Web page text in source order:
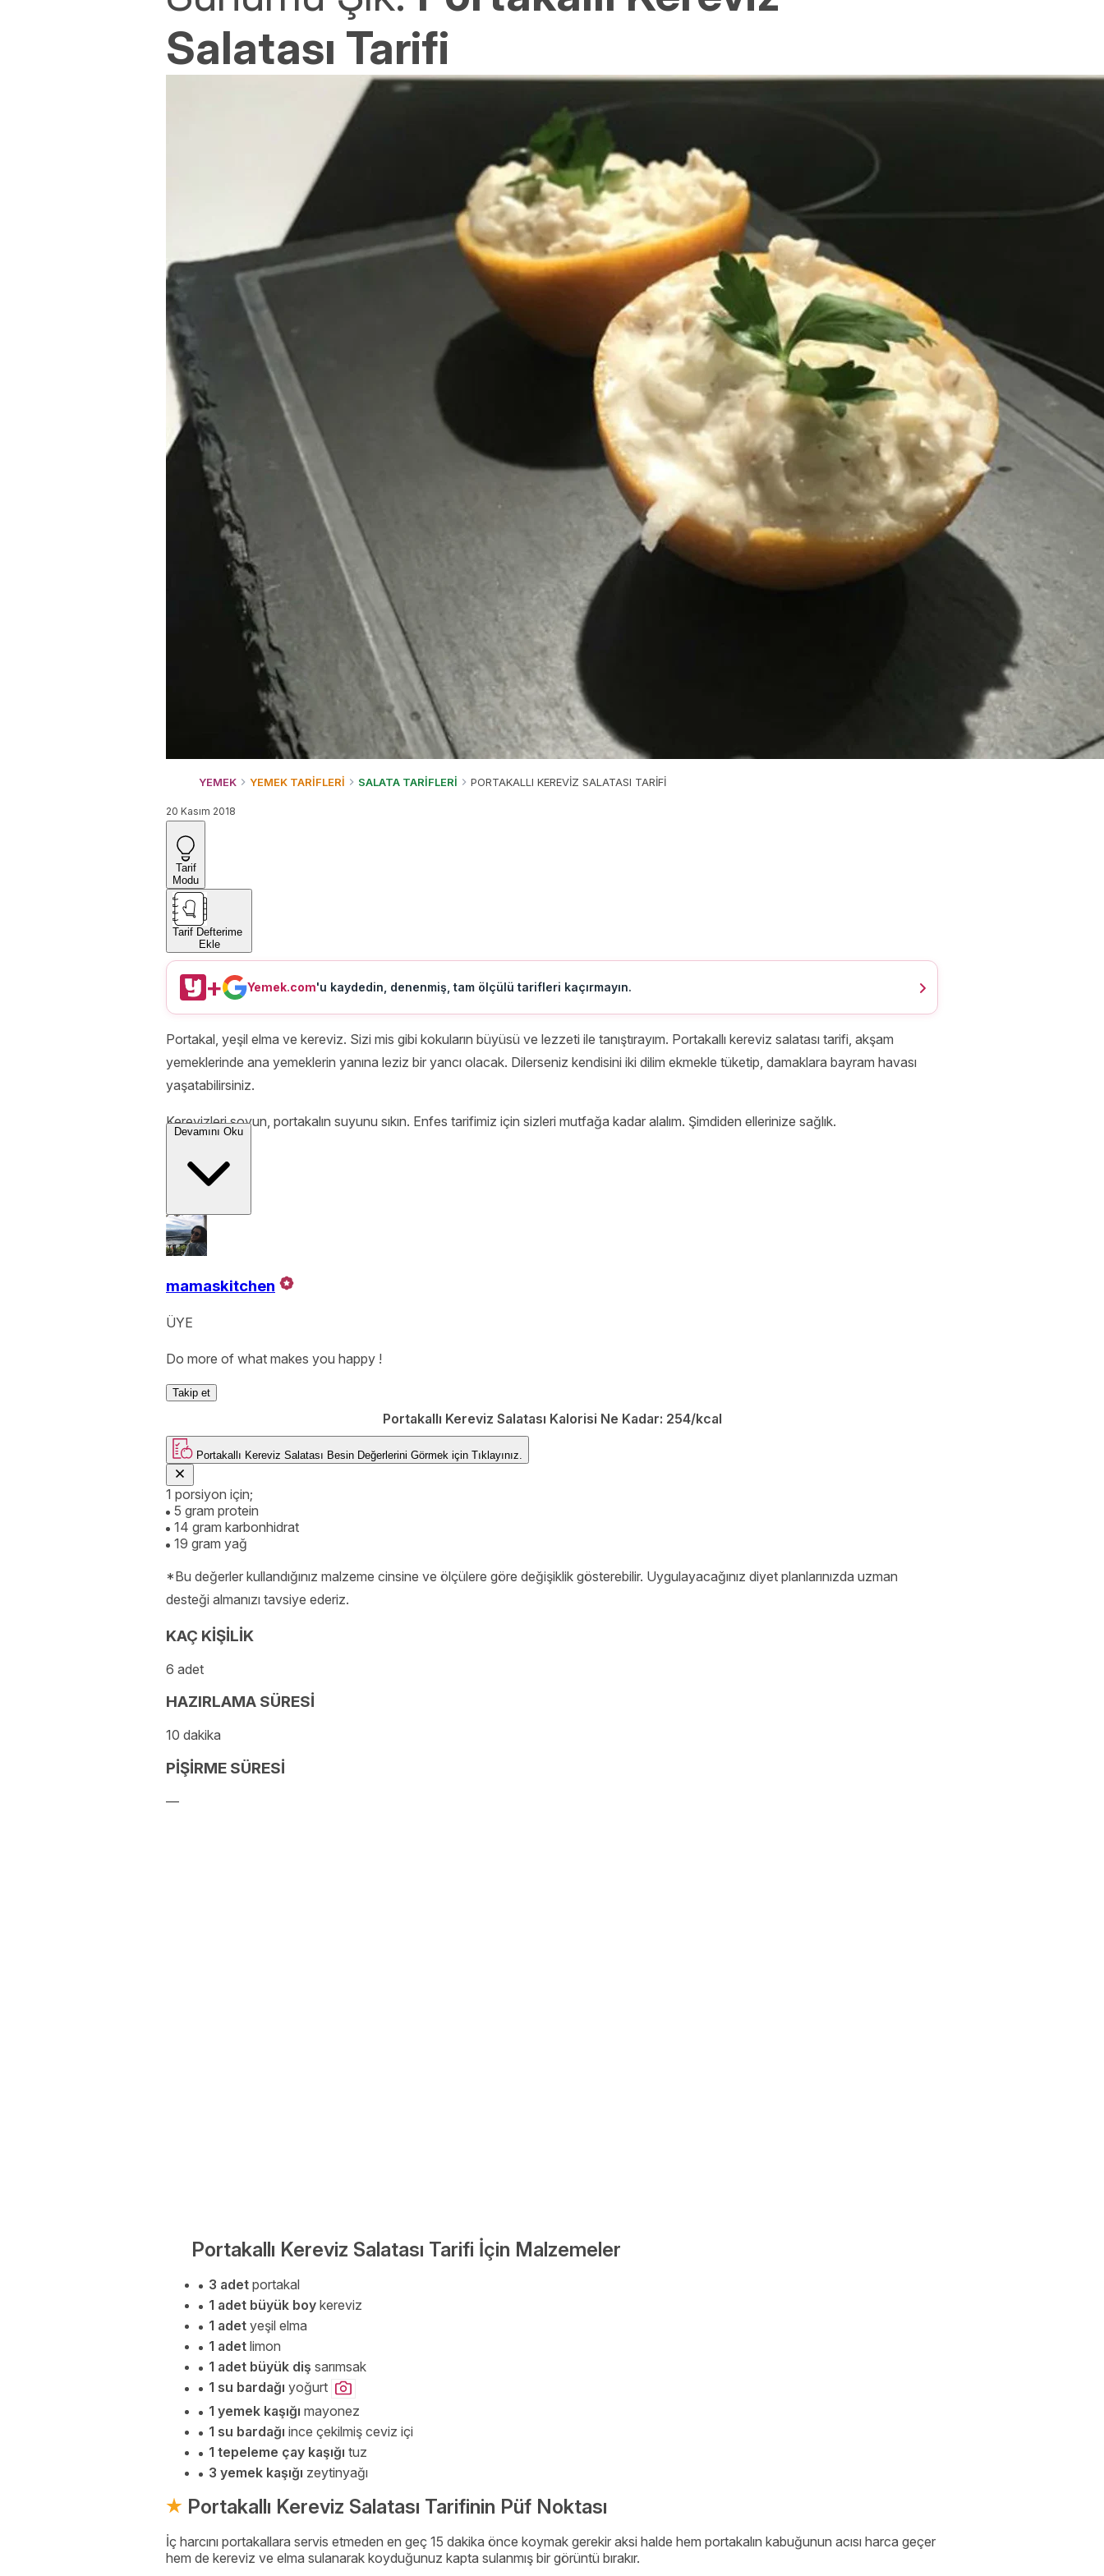
Salatası Tarifi
YEMEK YEMEK TARİFLERİ SALATA TARİFLERİ PORTAKALLI KEREVİZ SALATASI TARİFİ
20 Kasım 2018
Tarif
Modu
Tarif Defterime
Ekle
+ Yemek.com'u kaydedin, denenmiş, tam ölçülü tarifleri kaçırmayın.
Portakal, yeşil elma ve kereviz. Sizi mis gibi kokuların büyüsü ve lezzeti ile tanıştırayım. Portakallı kereviz salatası tarifi, akşam
yemeklerinde ana yemeklerin yanına leziz bir yancı olacak. Dilerseniz kendisini iki dilim ekmekle tüketip, damaklara bayram havası
yaşatabilirsiniz.
Kerevizleri soyun, portakalın suyunu sıkın. Enfes tarifimiz için sizleri mutfağa kadar alalım. Şimdiden ellerinize sağlık.
Devamını Oku
mamaskitchen
ÜYE
Do more of what makes you happy !
Takip et
Portakallı Kereviz Salatası Kalorisi Ne Kadar: 254/kcal
Portakallı Kereviz Salatası Besin Değerlerini Görmek için Tıklayınız.
1 porsiyon için;
5 gram protein
14 gram karbonhidrat
19 gram yağ
*Bu değerler kullandığınız malzeme cinsine ve ölçülere göre değişiklik gösterebilir. Uygulayacağınız diyet planlarınızda uzman
desteği almanızı tavsiye ederiz.
KAÇ KİŞİLİK
6 adet
HAZIRLAMA SÜRESİ
10 dakika
PİŞİRME SÜRESİ
—
Portakallı Kereviz Salatası Tarifi İçin Malzemeler
3 adet portakal
1 adet büyük boy kereviz
1 adet yeşil elma
1 adet limon
1 adet büyük diş sarımsak
1 su bardağı yoğurt
1 yemek kaşığı mayonez
1 su bardağı ince çekilmiş ceviz içi
1 tepeleme çay kaşığı tuz
3 yemek kaşığı zeytinyağı
Portakallı Kereviz Salatası Tarifinin Püf Noktası
İç harcını portakallara servis etmeden en geç 15 dakika önce koymak gerekir aksi halde hem portakalın kabuğunun acısı harca geçer
hem de kereviz ve elma sulanarak koyduğunuz kapta sulanmış bir görüntü bırakır.